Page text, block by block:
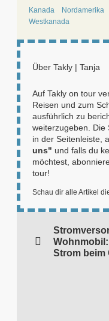
Kanada Nordamerika
Westkanada
Über Takly | Tanja
Auf Takly on tour
Reisen und zum
ausführlich zu
weiterzugeben. Die
in der Seitenleiste,
uns" und falls du
möchtest,
tour!
Schau dir alle Artikel
Strom beim